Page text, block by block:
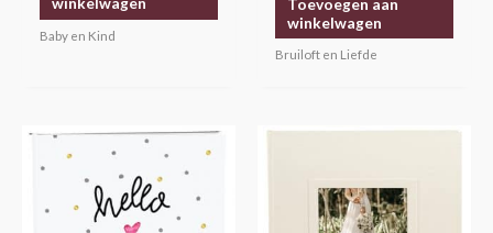
Baby en Kind
uit 5
winkelwagen
Bruiloft en Liefde